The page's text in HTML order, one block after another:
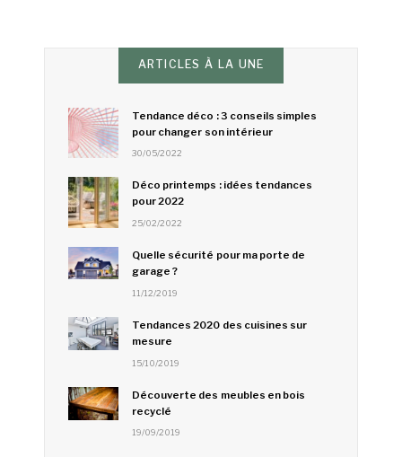
ARTICLES À LA UNE
Tendance déco : 3 conseils simples
pour changer son intérieur
30/05/2022
Déco printemps : idées tendances
pour 2022
25/02/2022
Quelle sécurité pour ma porte de
garage ?
11/12/2019
Tendances 2020 des cuisines sur
mesure
15/10/2019
Découverte des meubles en bois
recyclé
19/09/2019